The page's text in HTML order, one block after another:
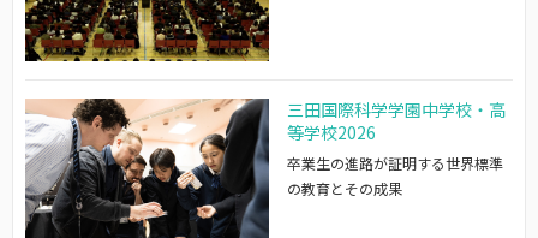
三田国際科学学園中学校・高
等学校2026
卒業生の進路が証明する世界標準
の教育とその成果